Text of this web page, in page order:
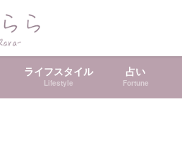
ライフスタイル
Lifestyle
占い
Fortune